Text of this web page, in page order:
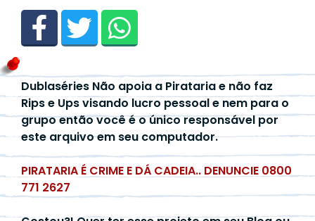
Dublaséries Não apoia a Pirataria e não faz
Rips e Ups visando lucro pessoal e nem para o
grupo então você é o único responsável por
este arquivo em seu computador.
PIRATARIA É CRIME E DÁ CADEIA.. DENUNCIE 0800
771 2627